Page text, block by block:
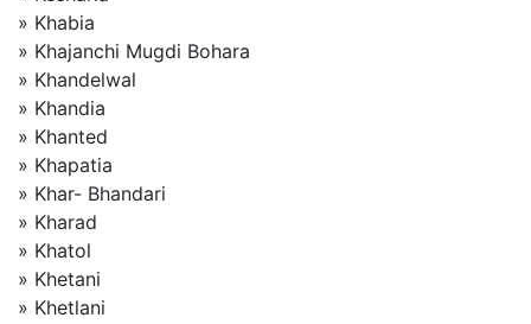
» Khabia
» Khajanchi Mugdi Bohara
» Khandelwal
» Khandia
» Khanted
» Khapatia
» Khar- Bhandari
» Kharad
» Khatol
» Khetani
» Khetlani